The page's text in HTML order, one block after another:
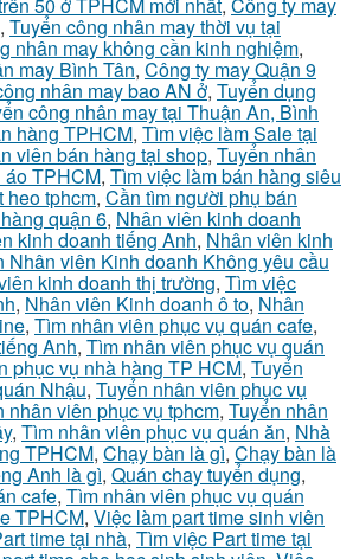
50 ở TPHCM mới nhất, Công ty may
, Tuyển công nhân may thời vụ tại
nhân may không cần kinh nghiệm,
may Bình Tân, Công ty may Quận 9
nhân may bao AN ở, Tuyển dụng
công nhân may tại Thuận An, Bình
hàng TPHCM, Tìm việc làm Sale tại
viên bán hàng tại shop, Tuyển nhân
TPHCM, Tìm việc làm bán hàng siêu
heo tphcm, Cần tìm người phụ bán
quận 6, Nhân viên kinh doanh
kinh doanh tiếng Anh, Nhân viên kinh
Nhân viên Kinh doanh Không yêu cầu
kinh doanh thị trường, Tìm việc
, Nhân viên Kinh doanh ô to, Nhân
, Tìm nhân viên phục vụ quán cafe,
Anh, Tìm nhân viên phục vụ quán
phục vụ nhà hàng TP HCM, Tuyển
Nhậu, Tuyển nhân viên phục vụ
nhân viên phục vụ tphcm, Tuyển nhân
, Tìm nhân viên phục vụ quán ăn, Nhà
TPHCM, Chạy bàn là gì, Chạy bàn là
Anh là gì, Quán chay tuyển dụng,
cafe, Tìm nhân viên phục vụ quán
TPHCM, Việc làm part time sinh viên
time tại nhà, Tìm việc Part time tại